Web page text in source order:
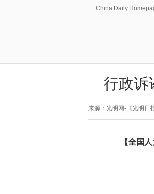
China Daily
行政诉
来源：光明网-《光明日报
【全国